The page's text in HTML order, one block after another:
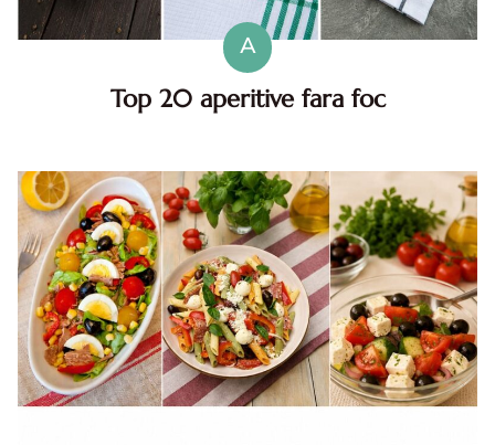
A
Top 20 aperitive fara foc